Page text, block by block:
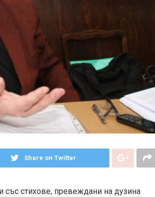
Share on Twitter
със стихове, превеждани на дузина